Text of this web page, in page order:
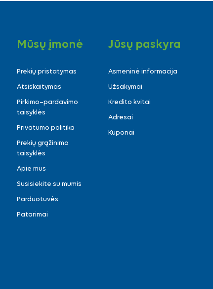
Mūsų įmonė
Prekių pristatymas
Atsiskaitymas
Pirkimo–pardavimo
taisyklės
Privatumo politika
Prekių grąžinimo
taisyklės
Apie mus
Susisiekite su mumis
Parduotuvės
Patarimai
Jūsų paskyra
Asmeninė informacija
Užsakymai
Kredito kvitai
Adresai
Kuponai